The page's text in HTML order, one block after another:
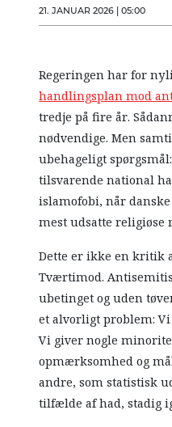
21. JANUAR 2026 | 05:00
Regeringen har for
handlingsplan mod
tredje på fire år.
nødvendige. Men
ubehageligt
tilsvarende national
islamofobi, når
mest udsatte
Dette er ikke en kritik
Tværtimod.
ubetinget og uden
et alvorligt problem:
Vi giver nogle
opmærksomhed og
andre, som statistisk
tilfælde af had, stadig